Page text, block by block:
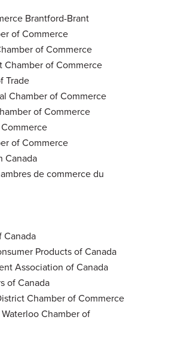
Brantford-Brant
of Commerce
of Commerce
Chamber of Commerce
Trade
Chamber of Commerce
of Commerce
of Commerce
Canada
de commerce du
Canada
Products of Canada
Association of Canada
of Canada
Chamber of Commerce
Chamber of